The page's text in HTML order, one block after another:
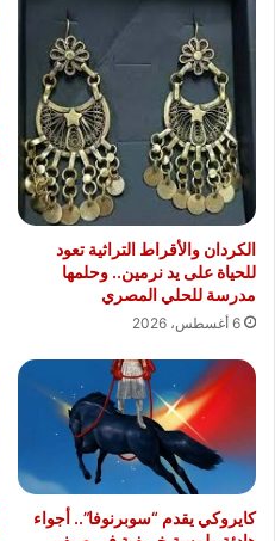
الكردان والأقراط التراثية تعود
للحياة على يد نرمين.. وحلمها
مدرسة للحلي المصري
6 أغسطس، 2026
كايروكي يقدم “سوبرنوفا”.. أجواء